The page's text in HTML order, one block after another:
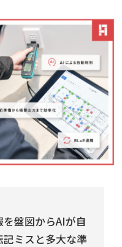
盤図からAIが自
ミスと多大な準